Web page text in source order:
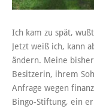
Ich kam zu spät,
Jetzt weiß ich, kann
ändern. Meine
Besitzerin, ihrem
Anfrage wegen
Bingo-Stiftung, ein